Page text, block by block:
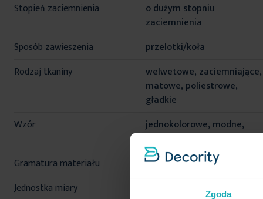
Zgoda
Stopień zaciemnienia
o dużym stopniu
zaciemnienia
Sposób zawieszenia
przelotki/koła
Rodzaj tkaniny
welwetowe, zaciemniające,
matowe, poliestrowe,
gładkie
Wzór
jednokolorowe, modne,
Gramatura materiału
290 g/m²
Jednostka miary